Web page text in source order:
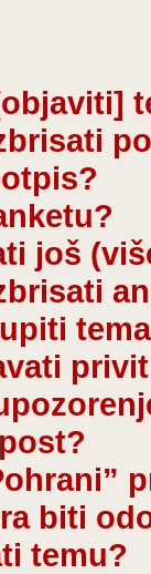
još
biti
temu?